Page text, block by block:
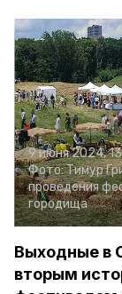
9 июня 2024,
Фото:Тимур
проведения
городища
Выходные в
вторым